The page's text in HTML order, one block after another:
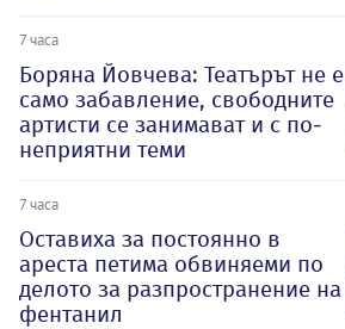
7 часа
Боряна Йовчева: Театърът не е
само забавление, свободните
артисти се занимават и с по-
неприятни теми
7 часа
Оставиха за постоянно в
ареста петима обвиняеми по
делото за разпространение на
фентанил